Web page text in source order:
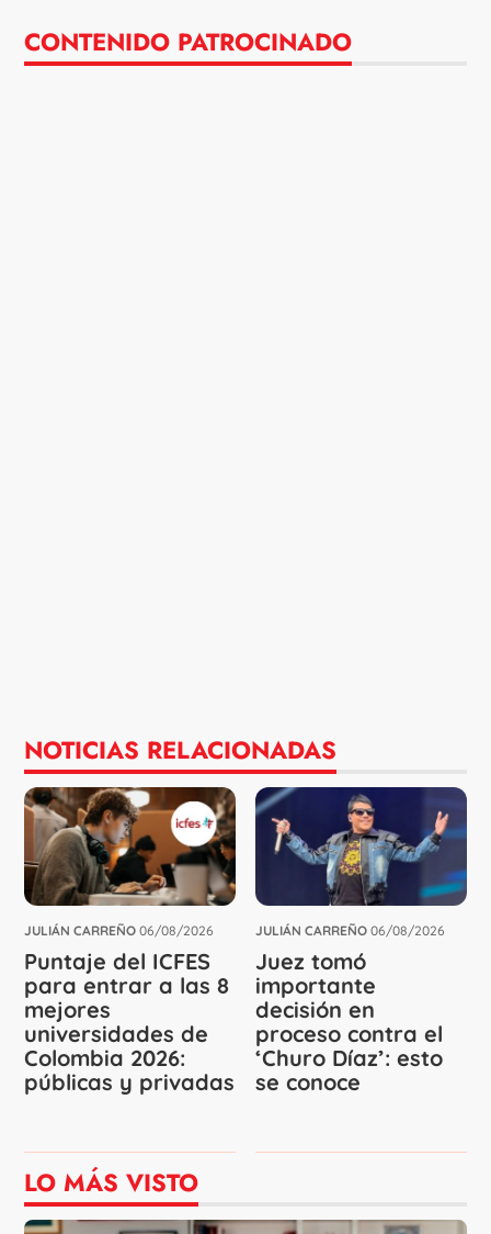
CONTENIDO PATROCINADO
NOTICIAS RELACIONADAS
JULIÁN CARREÑO 06/08/2026
Puntaje del ICFES
para entrar a las 8
mejores
universidades de
Colombia 2026:
públicas y privadas
JULIÁN CARREÑO 06/08/2026
Juez tomó
importante
decisión en
proceso contra el
‘Churo Díaz’: esto
se conoce
LO MÁS VISTO